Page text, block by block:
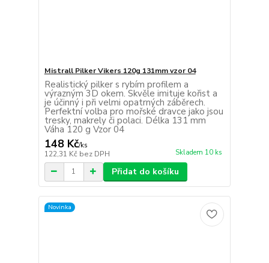
Mistrall Pilker Vikers 120g 131mm vzor 04
Realistický pilker s rybím profilem a
výrazným 3D okem. Skvěle imituje kořist a
je účinný i při velmi opatrných záběrech.
Perfektní volba pro mořské dravce jako jsou
tresky, makrely či polaci. Délka 131 mm
Váha 120 g Vzor 04
148 Kč/ks
122,31 Kč bez DPH Skladem 10 ks
Přidat do košíku
Novinka